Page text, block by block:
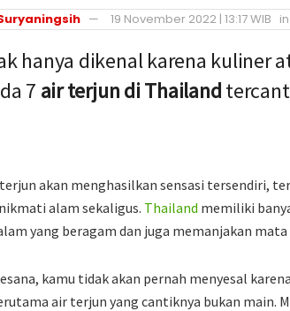
19 November 2022 | 13:17 WIB in
hanya dikenal karena kuliner
7 air terjun di Thailand
akan menghasilkan sensasi tersendiri,
alam sekaligus. Thailand memiliki
yang beragam dan juga memanjakan
kamu tidak akan pernah menyesal
air terjun yang cantiknya bukan main.